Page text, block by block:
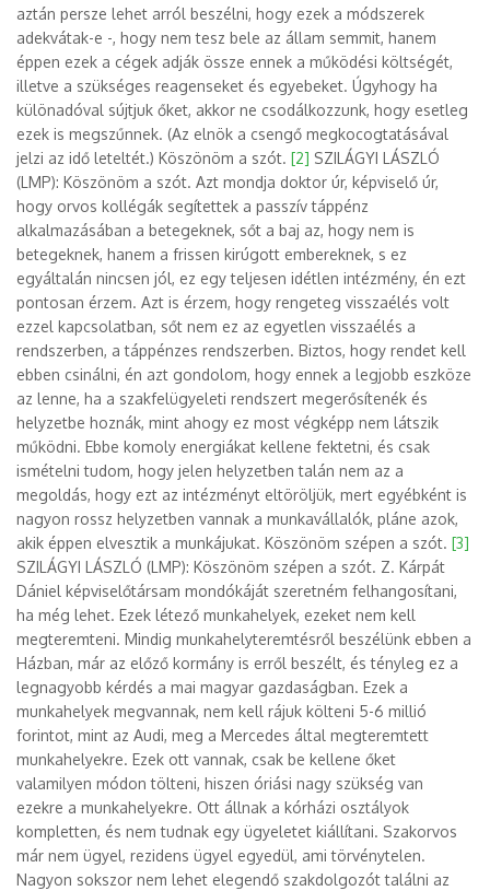
aztán persze lehet arról beszélni, hogy ezek a módszerek
adekvátak-e -, hogy nem tesz bele az állam semmit, hanem
éppen ezek a cégek adják össze ennek a működési költségét,
illetve a szükséges reagenseket és egyebeket. Úgyhogy ha
különadóval sújtjuk őket, akkor ne csodálkozzunk, hogy esetleg
ezek is megszűnnek. (Az elnök a csengő megkocogtatásával
jelzi az idő leteltét.) Köszönöm a szót. [2] SZILÁGYI LÁSZLÓ
(LMP): Köszönöm a szót. Azt mondja doktor úr, képviselő úr,
hogy orvos kollégák segítettek a passzív táppénz
alkalmazásában a betegeknek, sőt a baj az, hogy nem is
betegeknek, hanem a frissen kirúgott embereknek, s ez
egyáltalán nincsen jól, ez egy teljesen idétlen intézmény, én ezt
pontosan érzem. Azt is érzem, hogy rengeteg visszaélés volt
ezzel kapcsolatban, sőt nem ez az egyetlen visszaélés a
rendszerben, a táppénzes rendszerben. Biztos, hogy rendet kell
ebben csinálni, én azt gondolom, hogy ennek a legjobb eszköze
az lenne, ha a szakfelügyeleti rendszert megerősítenék és
helyzetbe hoznák, mint ahogy ez most végképp nem látszik
működni. Ebbe komoly energiákat kellene fektetni, és csak
ismételni tudom, hogy jelen helyzetben talán nem az a
megoldás, hogy ezt az intézményt eltöröljük, mert egyébként is
nagyon rossz helyzetben vannak a munkavállalók, pláne azok,
akik éppen elvesztik a munkájukat. Köszönöm szépen a szót. [3]
SZILÁGYI LÁSZLÓ (LMP): Köszönöm szépen a szót. Z. Kárpát
Dániel képviselőtársam mondókáját szeretném felhangosítani,
ha még lehet. Ezek létező munkahelyek, ezeket nem kell
megteremteni. Mindig munkahelyteremtésről beszélünk ebben a
Házban, már az előző kormány is erről beszélt, és tényleg ez a
legnagyobb kérdés a mai magyar gazdaságban. Ezek a
munkahelyek megvannak, nem kell rájuk költeni 5-6 millió
forintot, mint az Audi, meg a Mercedes által megteremtett
munkahelyekre. Ezek ott vannak, csak be kellene őket
valamilyen módon tölteni, hiszen óriási nagy szükség van
ezekre a munkahelyekre. Ott állnak a kórházi osztályok
kompletten, és nem tudnak egy ügyeletet kiállítani. Szakorvos
már nem ügyel, rezidens ügyel egyedül, ami törvénytelen.
Nagyon sokszor nem lehet elegendő szakdolgozót találni az